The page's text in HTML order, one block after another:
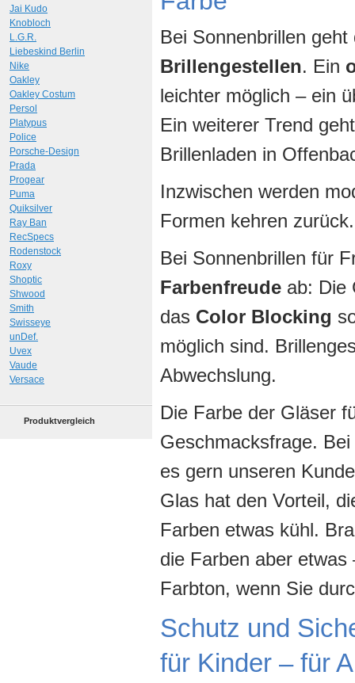
Bei Sonnenbrillen
Brillengestellen. Ein
leichter möglich – ein
Ein weiterer Trend
Brillenladen in
Inzwischen werden
Formen kehren zurück.
Bei Sonnenbrillen für
Farbenfreude ab: Die
das Color Blocking
möglich sind.
Abwechslung.
Die Farbe der Gläser
Geschmacksfrage.
es gern unseren
Glas hat den Vorteil,
Farben etwas kühl.
die Farben aber
Farbton, wenn Sie
Schutz und
für Kinder – für
Jai Kudo
Knobloch
L.G.R.
Liebeskind Berlin
Nike
Oakley
Oakley Costum
Persol
Platypus
Police
Porsche-Design
Prada
Progear
Puma
Quiksilver
Ray Ban
RecSpecs
Rodenstock
Roxy
Shoptic
Shwood
Smith
Swisseye
unDef.
Uvex
Vaude
Versace
Produktvergleich